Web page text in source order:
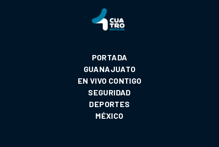
PORTADA
GUANAJUATO
EN VIVO CONTIGO
SEGURIDAD
DEPORTES
MÉXICO